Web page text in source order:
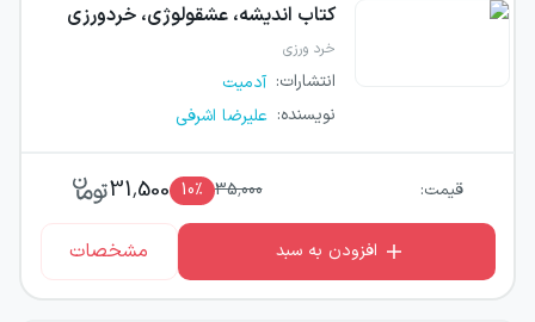
کتاب اندیشه، عشقولوژی، خردورزی
خرد ورزی
انتشارات: آدمیت
نویسنده: علیرضا اشرفی
قیمت: 35,000
10٪ 31,500
افزودن به سبد مشخصات